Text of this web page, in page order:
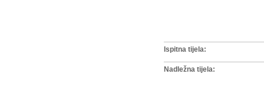
Ispitna tijela:
Nadležna tijela: